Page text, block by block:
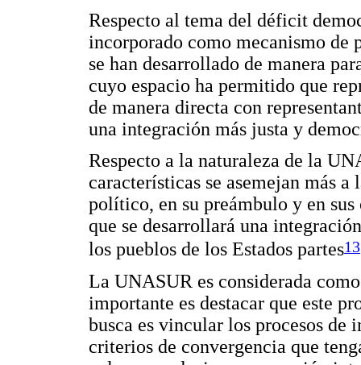
Respecto al tema del déficit
incorporado como mecanismo de
se han desarrollado de manera
cuyo espacio ha permitido que
de manera directa con
una integración más justa y
Respecto a la naturaleza de la
características se asemejan más
político, en su preámbulo y en
que se desarrollará una
los pueblos de los Estados partes13
La UNASUR es considerada
importante es destacar que este
busca es vincular los procesos de
criterios de convergencia que